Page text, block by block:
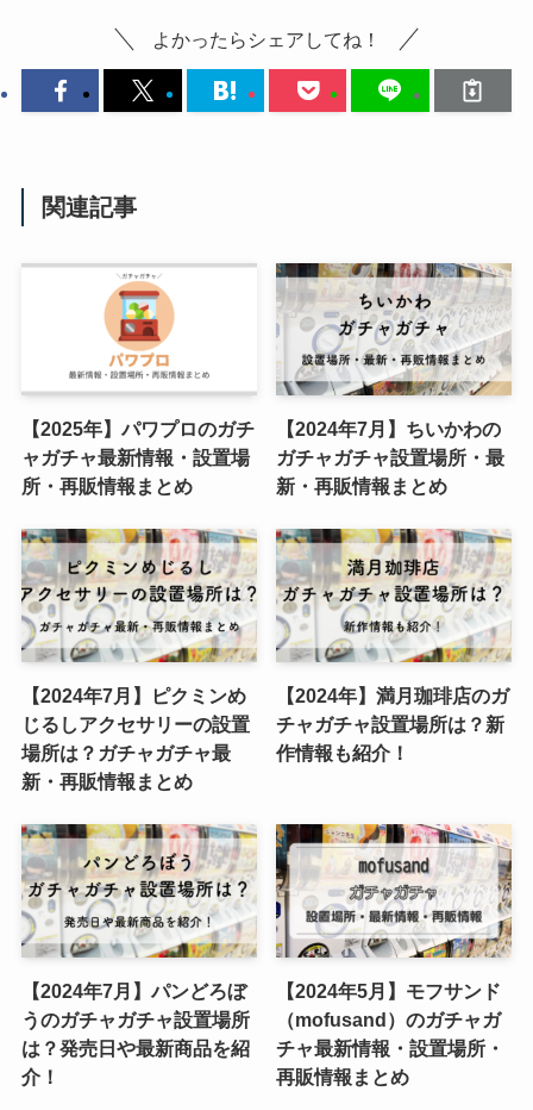
よかったらシェアしてね！
関連記事
【2025年】パワプロのガチ
ャガチャ最新情報・設置場
所・再販情報まとめ
【2024年7月】ちいかわの
ガチャガチャ設置場所・最
新・再販情報まとめ
【2024年7月】ピクミンめ
じるしアクセサリーの設置
場所は？ガチャガチャ最
新・再販情報まとめ
【2024年】満月珈琲店のガ
チャガチャ設置場所は？新
作情報も紹介！
【2024年7月】パンどろぼ
うのガチャガチャ設置場所
は？発売日や最新商品を紹
介！
【2024年5月】モフサンド
（mofusand）のガチャガ
チャ最新情報・設置場所・
再販情報まとめ